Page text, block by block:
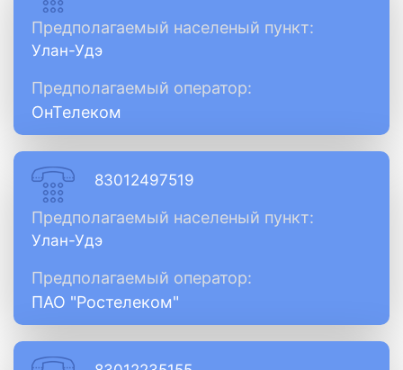
Предполагаемый населеный пункт:
Улан-Удэ
Предполагаемый оператор:
ОнТелеком
83012497519
Предполагаемый населеный пункт:
Улан-Удэ
Предполагаемый оператор:
ПАО "Ростелеком"